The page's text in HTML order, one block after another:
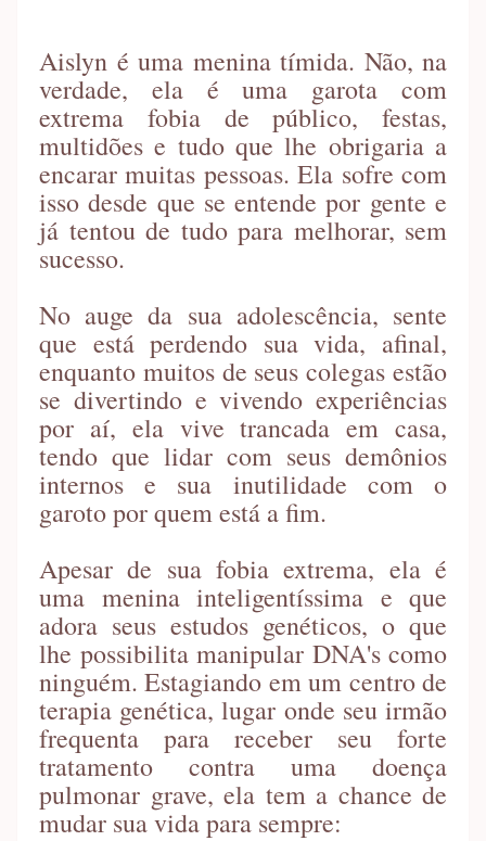
Aislyn é uma menina tímida. Não, na
verdade, ela é uma garota com
extrema fobia de público, festas,
multidões e tudo que lhe obrigaria a
encarar muitas pessoas. Ela sofre com
isso desde que se entende por gente e
já tentou de tudo para melhorar, sem
sucesso.
No auge da sua adolescência, sente
que está perdendo sua vida, afinal,
enquanto muitos de seus colegas estão
se divertindo e vivendo experiências
por aí, ela vive trancada em casa,
tendo que lidar com seus demônios
internos e sua inutilidade com o
garoto por quem está a fim.
Apesar de sua fobia extrema, ela é
uma menina inteligentíssima e que
adora seus estudos genéticos, o que
lhe possibilita manipular DNA's como
ninguém. Estagiando em um centro de
terapia genética, lugar onde seu irmão
frequenta para receber seu forte
tratamento contra uma doença
pulmonar grave, ela tem a chance de
mudar sua vida para sempre: